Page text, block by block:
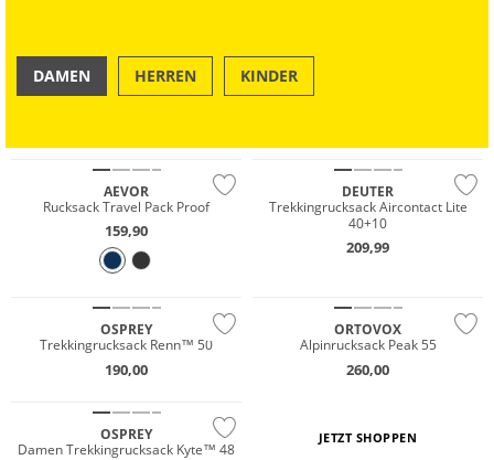
DAMEN HERREN KINDER
AEVOR
Rucksack Travel Pack Proof
159,90
DEUTER
Trekkingrucksack Aircontact Lite
40+10
209,99
OSPREY
Trekkingrucksack Renn™ 50
190,00
ORTOVOX
Alpinrucksack Peak 55
260,00
OSPREY
Damen Trekkingrucksack Kyte™ 48
JETZT SHOPPEN